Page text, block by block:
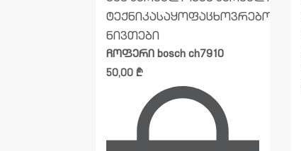
ტექნიკასაყოფაცხოვრებო
ნივთები
ჩოფერი bosch ch7910
50,00 ₾